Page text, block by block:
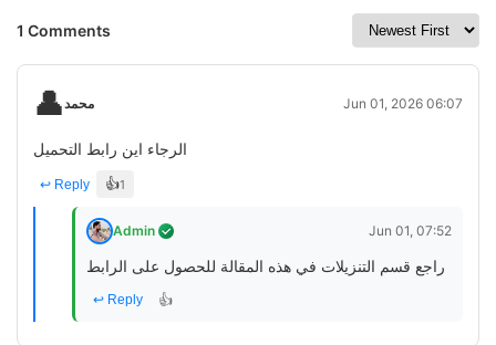
1 Comments
👤محمد Jun 01, 2026 06:07
الرجاء اين رابط التحميل
↩ Reply 👍1
Admin Jun 01, 07:52
راجع قسم التنزيلات في هذه المقالة للحصول على الرابط
↩ Reply 👍